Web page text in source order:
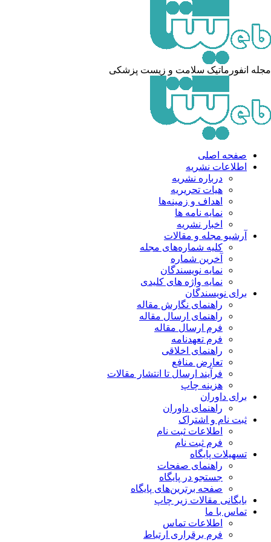
انفورماتیک سلامت و زیست پزشکی
صفحه اصلی
اطلاعات نشریه
درباره نشریه
هیات تحریریه
اهداف و زمینه‌ها
نمایه نامه ها
اخبار نشریه
آرشیو مجله و مقالات
کلیه شماره‌های مجله
آخرین شماره
نمایه نویسندگان
نمایه واژه های کلیدی
برای نویسندگان
راهنمای نگارش مقاله
راهنمای ارسال مقاله
فرم ارسال مقاله
فرم تعهدنامه
راهنمای اخلاقی
تعارض منافع
فرآیند ارسال تا انتشار مقالات
هزینه چاپ
برای داوران
راهنمای داوران
ثبت نام و اشتراک
اطلاعات ثبت نام
فرم ثبت نام
تسهیلات پایگاه
راهنمای صفحات
جستجو در پایگاه
صفحه برترین‌های پایگاه
بایگانی مقالات زیر چاپ
تماس با ما
اطلاعات تماس
فرم برقراری ارتباط